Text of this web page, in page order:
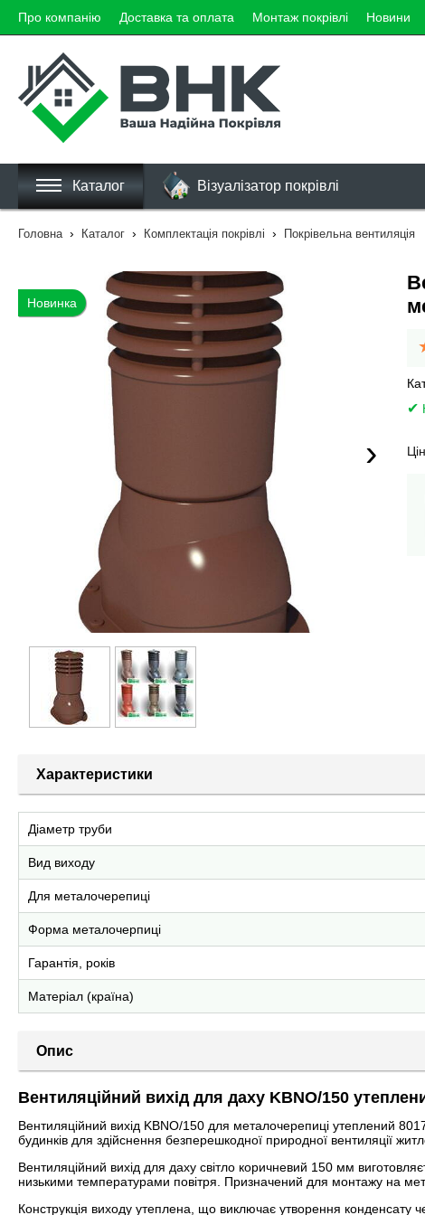
Про компанію Доставка та оплата Монтаж покрівлі Новини
Каталог Візуалізатор покрівлі
Головна › Каталог › Комплектація покрівлі › Покрівельна вентиляція
›
Новинка
Характеристики
Діаметр труби
Вид виходу
Для металочерепиці
Форма металочерпиці
Гарантія, років
Матеріал (країна)
Опис
Вентиляційний вихід для даху KBNO/150
Вентиляційний вихід KBNO/150 для металочерепиці утеплений
будинків для здійснення безперешкодної природної вентиляції
Вентиляційний вихід для даху світло коричневий 150 мм
низькими температурами повітря. Призначений для монтажу на
Конструкція виходу утеплена, що виключає утворення конденсату